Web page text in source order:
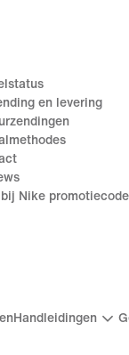
en levering
Nike
Handleidingen